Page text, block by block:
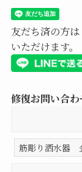
友だち済の方
いただけます。
修復お問い合